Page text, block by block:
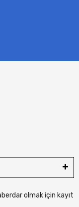
olmak için kayıt